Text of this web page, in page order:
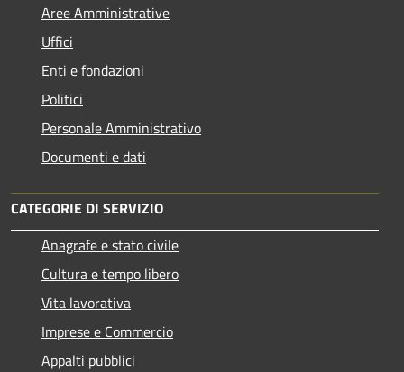
Aree Amministrative
Uffici
Enti e fondazioni
Politici
Personale Amministrativo
Documenti e dati
CATEGORIE DI SERVIZIO
Anagrafe e stato civile
Cultura e tempo libero
Vita lavorativa
Imprese e Commercio
Appalti pubblici